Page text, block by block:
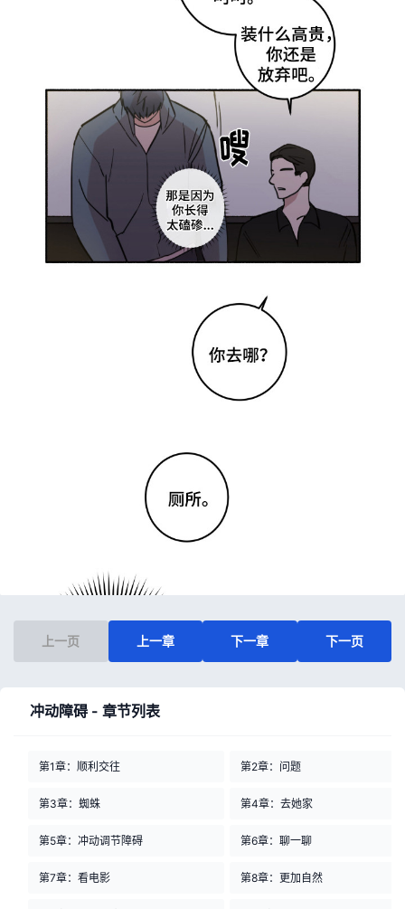
上一页 上一章 下一章 下一页
冲动障碍 - 章节列表
第1章：顺利交往 第2章：问题
第3章：蜘蛛 第4章：去她家
第5章：冲动调节障碍 第6章：聊一聊
第7章：看电影 第8章：更加自然